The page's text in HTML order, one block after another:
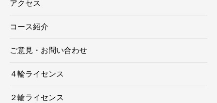
アクセス
コース紹介
ご意見・お問い合わせ
４輪ライセンス
２輪ライセンス